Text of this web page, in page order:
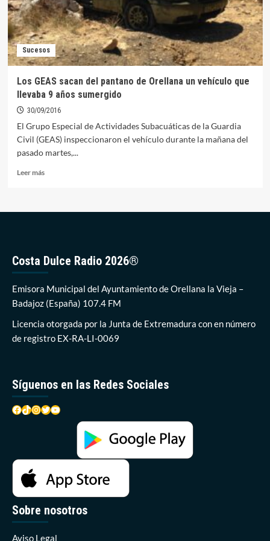
Sucesos
Los GEAS sacan del pantano de Orellana un vehículo que
llevaba 9 años sumergido
30/09/2016
El Grupo Especial de Actividades Subacuáticas de la Guardia
Civil (GEAS) inspeccionaron el vehículo durante la mañana del
pasado martes,...
Leer másLeer
de
Orellana
un
que
llevaba
años
Costa Dulce Radio 2026®
Emisora Municipal del Ayuntamiento de Orellana la Vieja –
Badajoz (España) 107.4 FM
Licencia otorgada por la Junta de Extremadura con en número
de registro EX-RA-LI-0069
Síguenos en las Redes Sociales
Facebook
TikTok
Instagram
Twitter
YouTube
Sobre nosotros
Aviso Legal